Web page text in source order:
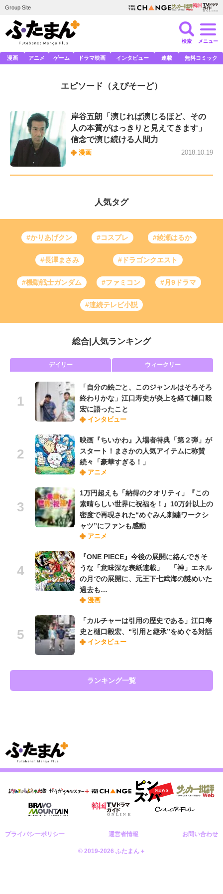
Group Site
検索 メニュー
漫画 アニメ ゲーム ドラマ映画 インタビュー 連載 無料コミック
エピソード （えぴそーど）
岸谷五朗「演じれば演じるほど、その
人の本質がはっきりと見えてきます」
信念で演じ続ける人間力
漫画 2018.10.19
人気タグ
#かりあげクン #コスプレ #綾瀬はるか
#長澤まさみ #ドラゴンクエスト
#機動戦士ガンダム #ファミコン #月9ドラマ
#連続テレビ小説
総合 人気ランキング
デイリー ウィークリー
「自分の絵ごと、このジャンルはそろそろ
終わりかな」江口寿史が炎上を経て樋口毅
宏に語ったこと
インタビュー
映画『ちいかわ』入場者特典「第２弾」が
スタート！まさかの人気アイテムに称賛
続々「豪華すぎる！」
アニメ
1万円超えも「納得のクオリティ」『この
素晴らしい世界に祝福を！』10万針以上の
密度で再現された“めぐみん刺繍ワークシ
ャツ”にファンも感動
アニメ
『ONE PIECE』今後の展開に絡んできそ
うな「意味深な表紙連載」 「神」エネル
の月での展開に、元王下七武海の謎めいた
過去も…
漫画
「カルチャーは引用の歴史である」江口寿
史と樋口毅宏、“引用と継承”をめぐる対話
インタビュー
ランキング一覧
プライバシーポリシー 運営者情報 お問い合わせ
© 2019-2026 ふたまん＋